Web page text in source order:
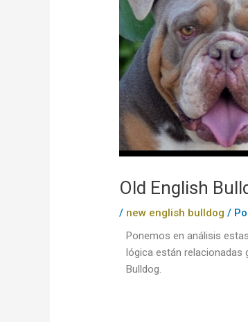
Old English
/ new english bulldog /
Ponemos en análisis
lógica están relacionadas
Bulldog.